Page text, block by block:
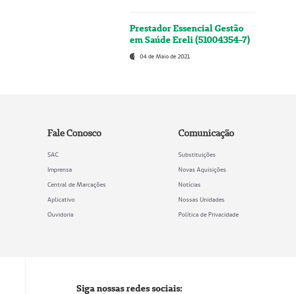
Prestador Essencial Gestão
em Saúde Ereli (51004354-7)
04 de Maio de 2021
Fale Conosco
SAC
Imprensa
Central de Marcações
Aplicativo
Ouvidoria
Comunicação
Substituições
Novas Aquisições
Notícias
Nossas Unidades
Política de Privacidade
Siga nossas redes sociais: